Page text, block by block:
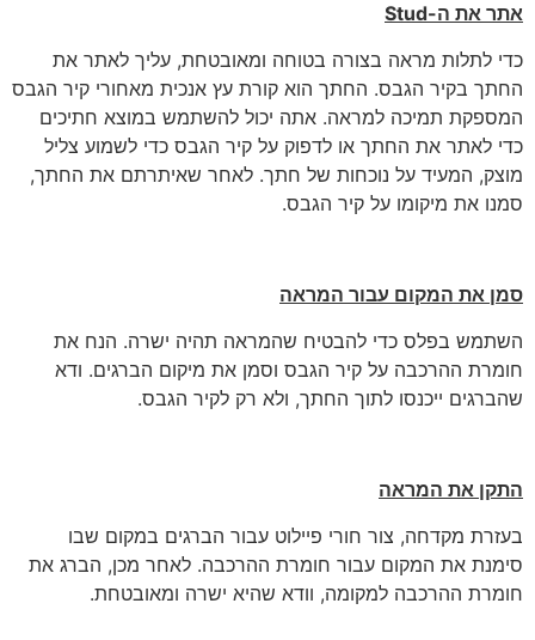
אתר את ה-Stud
כדי לתלות מראה בצורה בטוחה ומאובטחת, עליך לאתר את
החתך בקיר הגבס. החתך הוא קורת עץ אנכית מאחורי קיר הגבס
המספקת תמיכה למראה. אתה יכול להשתמש במוצא חתיכים
כדי לאתר את החתך או לדפוק על קיר הגבס כדי לשמוע צליל
מוצק, המעיד על נוכחות של חתך. לאחר שאיתרתם את החתך,
סמנו את מיקומו על קיר הגבס.
סמן את המקום עבור המראה
השתמש בפלס כדי להבטיח שהמראה תהיה ישרה. הנח את
חומרת ההרכבה על קיר הגבס וסמן את מיקום הברגים. ודא
שהברגים ייכנסו לתוך החתך, ולא רק לקיר הגבס.
התקן את המראה
בעזרת מקדחה, צור חורי פיילוט עבור הברגים במקום שבו
סימנת את המקום עבור חומרת ההרכבה. לאחר מכן, הברג את
חומרת ההרכבה למקומה, וודא שהיא ישרה ומאובטחת.